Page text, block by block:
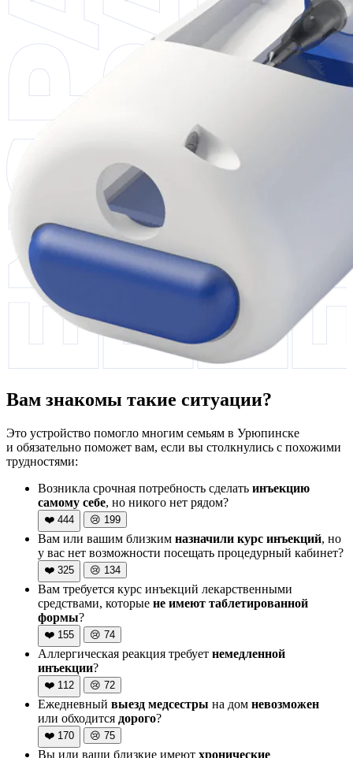
Вам знакомы такие ситуации?
Это устройство помогло многим семьям в Урюпинске
и обязательно поможет вам, если вы столкнулись с похожими
трудностями:
Возникла срочная потребность сделать инъекцию
самому себе, но никого нет рядом?
❤️ 444 😢 199
Вам или вашим близким назначили курс инъекций, но
у вас нет возможности посещать процедурный кабинет?
❤️ 325 😢 134
Вам требуется курс инъекций лекарственными
средствами, которые не имеют таблетированной
формы?
❤️ 155 😢 74
Аллергическая реакция требует немедленной
инъекции?
❤️ 112 😢 72
Ежедневный выезд медсестры на дом невозможен
или обходится дорого?
❤️ 170 😢 75
Вы или ваши близкие имеют хронические